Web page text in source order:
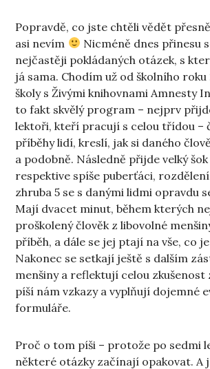
Popravdě, co jste chtěli vědět
asi nevím
Nicméně dnes přinesu
nejčastěji pokládaných otázek, s
já sama. Chodím už od školního roku
školy s Živými knihovnami Amnesty
to fakt skvělý program – nejprv
lektoři, kteří pracují s celou třídou –
příběhy lidí, kreslí, jak si daného
a podobně. Následně přijde velký
respektive spíše puberťáci,
zhruba 5 se s danými lidmi opravdu
Mají dvacet minut, během kterých
proškolený člověk z libovolné
příběh, a dále se jej ptají na vše, co
Nakonec se setkají ještě s dalším
menšiny a reflektují celou zkušenost
píší nám vzkazy a vyplňují dojemné
formuláře.
Proč o tom píši – protože po sedmi
některé otázky začínají opakovat. A